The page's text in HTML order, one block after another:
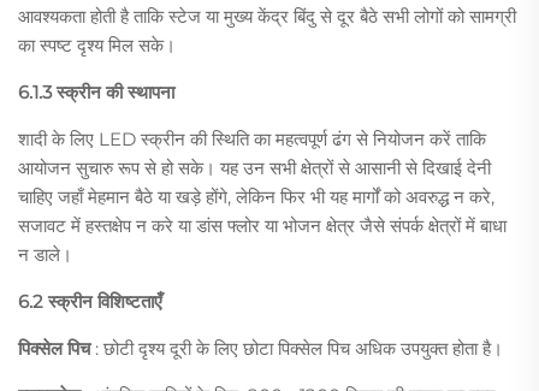
आवश्यकता होती है ताकि स्टेज या मुख्य केंद्र बिंदु से दूर बैठे सभी लोगों को सामग्री
का स्पष्ट दृश्य मिल सके।
6.1.3 स्क्रीन की स्थापना
शादी के लिए LED स्क्रीन की स्थिति का महत्वपूर्ण ढंग से नियोजन करें ताकि
आयोजन सुचारु रूप से हो सके। यह उन सभी क्षेत्रों से आसानी से दिखाई देनी
चाहिए जहाँ मेहमान बैठे या खड़े होंगे, लेकिन फिर भी यह मार्गों को अवरुद्ध न करे,
सजावट में हस्तक्षेप न करे या डांस फ्लोर या भोजन क्षेत्र जैसे संपर्क क्षेत्रों में बाधा
न डाले।
6.2 स्क्रीन विशिष्टताएँ
पिक्सेल पिच : छोटी दृश्य दूरी के लिए छोटा पिक्सेल पिच अधिक उपयुक्त होता है।